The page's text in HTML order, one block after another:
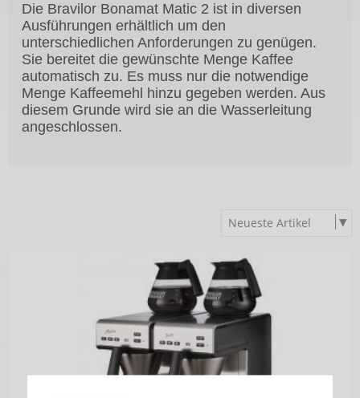
Die Bravilor Bonamat Matic 2 ist in diversen
Ausführungen erhältlich um den
unterschiedlichen Anforderungen zu genügen.
Sie bereitet die gewünschte Menge Kaffee
automatisch zu. Es muss nur die notwendige
Menge Kaffeemehl hinzu gegeben werden. Aus
diesem Grunde wird sie an die Wasserleitung
angeschlossen.